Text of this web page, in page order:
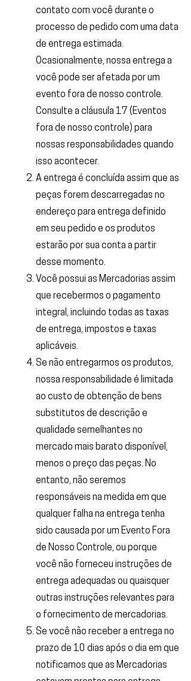
contato com você durante o
processo de pedido com uma data
de entrega estimada.
Ocasionalmente, nossa entrega a
você pode ser afetada por um
evento fora de nosso controle.
Consulte a cláusula 17 (Eventos
fora de nosso controle) para
nossas responsabilidades quando
isso acontecer.
A entrega é concluída assim que as
peças forem descarregadas no
endereço para entrega definido
em seu pedido e os produtos
estarão por sua conta a partir
desse momento.
Você possui as Mercadorias assim
que recebermos o pagamento
integral, incluindo todas as taxas
de entrega, impostos e taxas
aplicáveis.
Se não entregarmos os produtos,
nossa responsabilidade é limitada
ao custo de obtenção de bens
substitutos de descrição e
qualidade semelhantes no
mercado mais barato disponível,
menos o preço das peças. No
entanto, não seremos
responsáveis ​​na medida em que
qualquer falha na entrega tenha
sido causada por um Evento Fora
de Nosso Controle, ou porque
você não forneceu instruções de
entrega adequadas ou quaisquer
outras instruções relevantes para
o fornecimento de mercadorias.
Se você não receber a entrega no
prazo de 10 dias após o dia em que
notificamos que as Mercadorias